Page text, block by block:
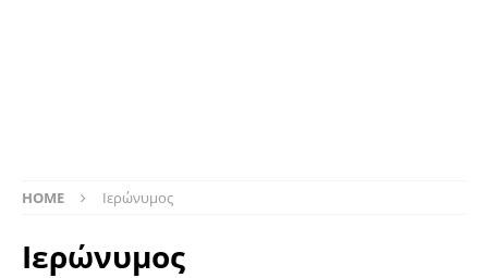
HOME Ιερώνυμος
Ιερώνυμος